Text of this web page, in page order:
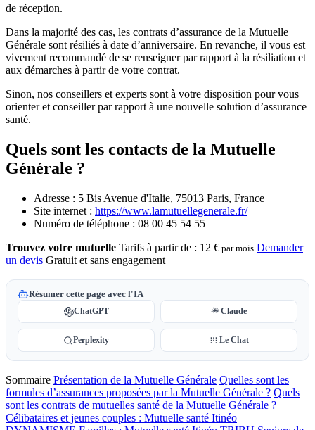
de réception.
Dans la majorité des cas, les contrats d’assurance de la Mutuelle
Générale sont résiliés à date d’anniversaire. En revanche, il vous est
vivement recommandé de se renseigner par rapport à la résiliation et
aux démarches à partir de votre contrat.
Sinon, nos conseillers et experts sont à votre disposition pour vous
orienter et conseiller par rapport à une nouvelle solution d’assurance
santé.
Quels sont les contacts de la Mutuelle
Générale ?
Adresse : 5 Bis Avenue d'Italie, 75013 Paris, France
Site internet : https://www.lamutuellegenerale.fr/
Numéro de téléphone : 08 00 45 54 55
Trouvez votre mutuelle Tarifs à partir de : 12 € par mois Demander
un devis Gratuit et sans engagement
Résumer cette page avec l'IA
ChatGPT Claude
Perplexity Le Chat
Sommaire Présentation de la Mutuelle Générale Quelles sont les
formules d’assurances proposées par la Mutuelle Générale ? Quels
sont les contrats de mutuelles santé de la Mutuelle Générale ?
Célibataires et jeunes couples : Mutuelle santé Itinéo